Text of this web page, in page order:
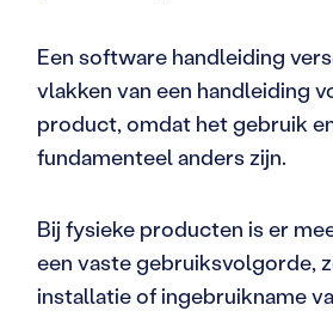
Een software handleiding
vlakken van een handleiding
product, omdat het gebruik
fundamenteel anders zijn.
Bij fysieke producten is er
een vaste gebruiksvolgorde,
installatie of ingebruikname